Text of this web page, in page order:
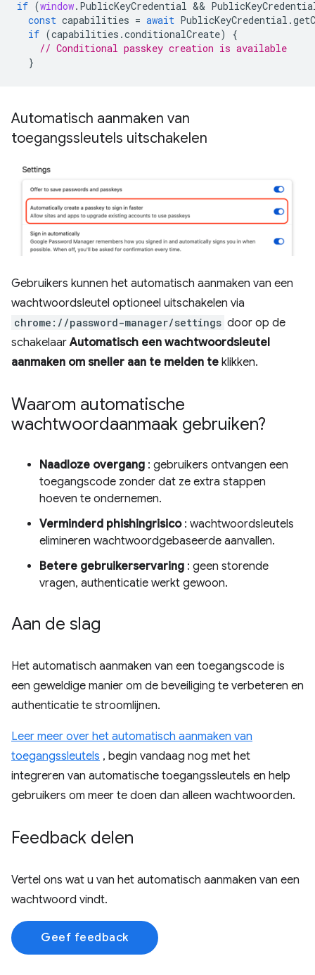
if (window. PublicKeyCredential &&
const capabilities = await PublicKeyCredential .
if (capabilities .conditionalCreate)
{
// Conditional passkey creation is available
}
Automatisch aanmaken van
toegangssleutels uitschakelen
Gebruikers kunnen het automatisch aanmaken van een
wachtwoordsleutel optioneel uitschakelen via
chrome://password-manager/settings door op de
schakelaarAutomatisch een wachtwoordsleutel
aanmaken om sneller aan te melden te klikken.
Waarom automatische
wachtwoordaanmaak gebruiken?
Naadloze overgang : gebruikers ontvangen een
toegangscode zonder dat ze extra stappen
hoeven te ondernemen.
Verminderd phishingrisico: wachtwoordsleutels
elimineren wachtwoordgebaseerde aanvallen.
Betere gebruikerservaring : geen storende
vragen, authenticatie werkt gewoon.
Aan de slag
Het automatisch aanmaken van een toegangscode is
een geweldige manier om de beveiliging te verbeteren en
authenticatie te stroomlijnen.
Leer meer over het automatisch aanmaken van
toegangssleutels , begin vandaag nog met het
integreren van automatische toegangssleutels en help
gebruikers om meer te doen dan alleen wachtwoorden.
Feedback delen
Vertel ons wat u van het automatisch aanmaken van een
wachtwoord vindt.
Geef feedback